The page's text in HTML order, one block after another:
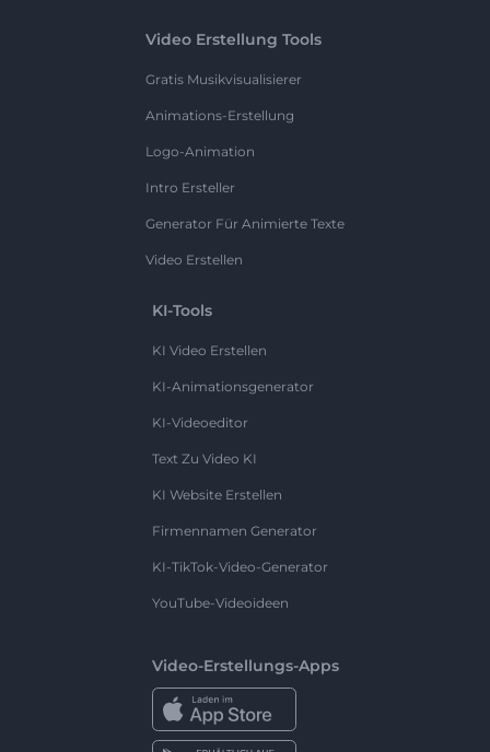
Video Erstellung Tools
Gratis Musikvisualisierer
Animations-Erstellung
Logo-Animation
Intro Ersteller
Generator Für Animierte Texte
Video Erstellen
KI-Tools
KI Video Erstellen
KI-Animationsgenerator
KI-Videoeditor
Text Zu Video KI
KI Website Erstellen
Firmennamen Generator
KI-TikTok-Video-Generator
YouTube-Videoideen
Video-Erstellungs-Apps